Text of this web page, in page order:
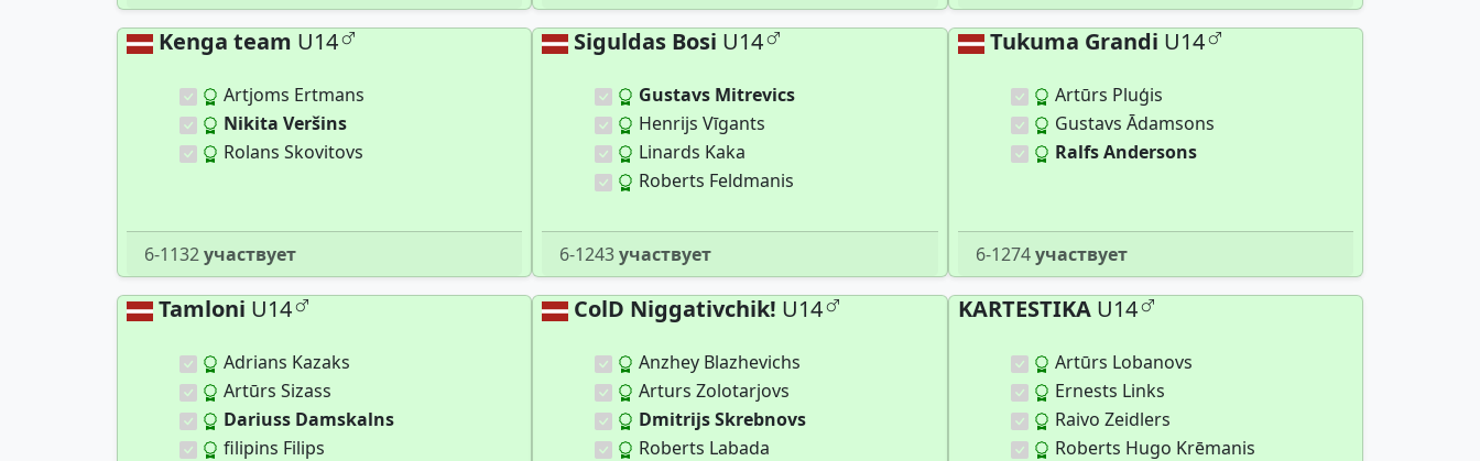
Kenga team U14
Artjoms Ertmans
Nikita Veršins
Rolans Skovitovs
6-1132участвует
Siguldas Bosi U14
Gustavs Mitrevics
Henrijs Vīgants
Linards Kaka
Roberts Feldmanis
6-1243участвует
Tukuma Grandi U14
Artūrs Pluģis
Gustavs Ādamsons
Ralfs Andersons
6-1274участвует
Tamloni U14
Adrians Kazaks
Artūrs Sizass
Dariuss Damskalns
filipins Filips
ColD Niggativchik! U14
Anzhey Blazhevichs
Arturs Zolotarjovs
Dmitrijs Skrebnovs
Roberts Labada
KARTESTIKAU14
Artūrs Lobanovs
Ernests Links
Raivo Zeidlers
Roberts Hugo Krēmanis